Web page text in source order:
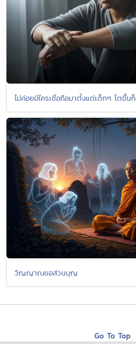
ไม่ค่อยมีใครเชื่อถือมาตั้งแต่เด็กๆ โตขึ้น
วิญญาณขอส่วนบุญ
Go To Top